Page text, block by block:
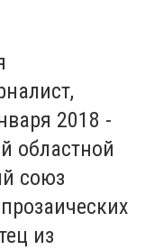
2018 -
областной
союз
из